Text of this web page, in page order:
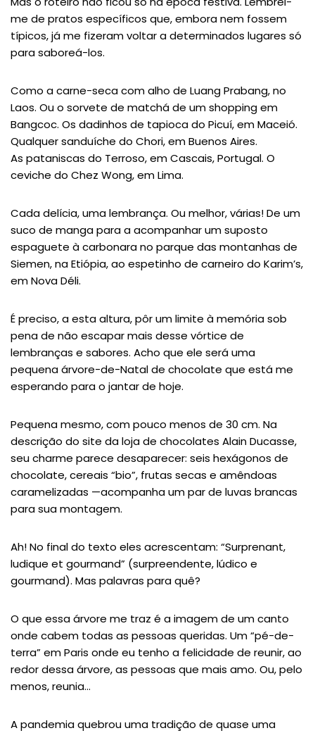
me de pratos específicos que, embora nem fossem
típicos, já me fizeram voltar a determinados lugares só
para saboreá-los.
Como a carne-seca com alho de Luang Prabang, no
Laos. Ou o sorvete de matchá de um shopping em
Bangcoc. Os dadinhos de tapioca do Picuí, em Maceió.
Qualquer sanduíche do Chori, em Buenos Aires.
As pataniscas do Terroso, em Cascais, Portugal. O
ceviche do Chez Wong, em Lima.
Cada delícia, uma lembrança. Ou melhor, várias! De um
suco de manga para a acompanhar um suposto
espaguete à carbonara no parque das montanhas de
Siemen, na Etiópia, ao espetinho de carneiro do Karim’s,
em Nova Déli.
É preciso, a esta altura, pôr um limite à memória sob
pena de não escapar mais desse vórtice de
lembranças e sabores. Acho que ele será uma
pequena árvore-de-Natal de chocolate que está me
esperando para o jantar de hoje.
Pequena mesmo, com pouco menos de 30 cm. Na
descrição do site da loja de chocolates Alain Ducasse,
seu charme parece desaparecer: seis hexágonos de
chocolate, cereais “bio”, frutas secas e amêndoas
caramelizadas —acompanha um par de luvas brancas
para sua montagem.
Ah! No final do texto eles acrescentam: “Surprenant,
ludique et gourmand” (surpreendente, lúdico e
gourmand). Mas palavras para quê?
O que essa árvore me traz é a imagem de um canto
onde cabem todas as pessoas queridas. Um “pé-de-
terra” em Paris onde eu tenho a felicidade de reunir, ao
redor dessa árvore, as pessoas que mais amo. Ou, pelo
menos, reunia…
A pandemia quebrou uma tradição de quase uma